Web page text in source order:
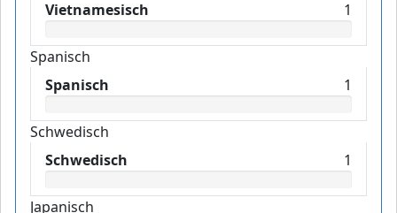
Vietnamesisch
1
Spanisch
Spanisch
1
Schwedisch
Schwedisch
1
Japanisch